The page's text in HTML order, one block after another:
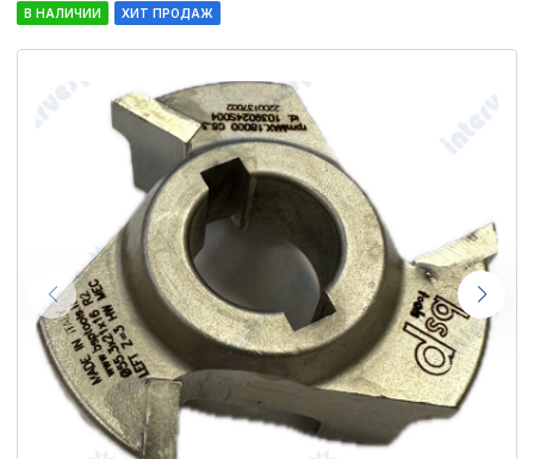
В НАЛИЧИИ ХИТ ПРОДАЖ